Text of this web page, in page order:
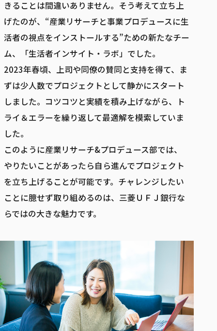
きることは間違いありません。そう考えて立ち上
げたのが、“産業リサーチと事業プロデュースに生
活者の視点をインストールする”ための新たなチー
ム、「生活者インサイト・ラボ」でした。
2023年春頃、上司や同僚の賛同と支持を得て、ま
ずは少人数でプロジェクトとして静かにスタート
しました。コツコツと実績を積み上げながら、ト
ライ＆エラーを繰り返して最適解を模索していま
した。
このように産業リサーチ&プロデュース部では、
やりたいことがあったら自ら進んでプロジェクト
を立ち上げることが可能です。チャレンジしたい
ことに臆せず取り組めるのは、三菱ＵＦＪ銀行な
らではの大きな魅力です。